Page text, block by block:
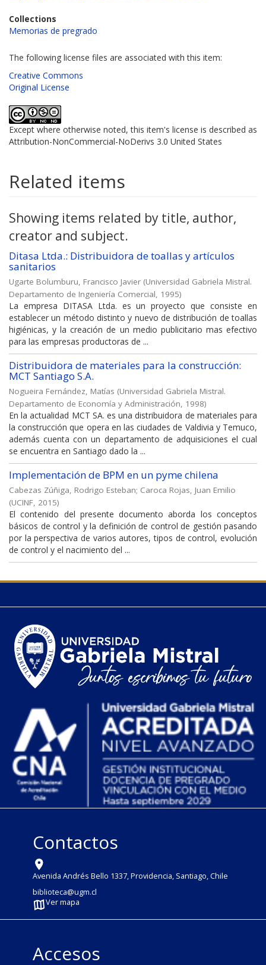
Collections
Memorias de pregrado
The following license files are associated with this item:
Creative Commons
Original License
Except where otherwise noted, this item's license is described as
Attribution-NonCommercial-NoDerivs 3.0 United States
Related items
Showing items related by title, author,
creator and subject.
Ditasa Ltda.: Distribuidora de toallas y artículos
sanitarios
Ugarte Bolumburu, Francisco Javier (Universidad Gabriela Mistral.
Departamento de Ingeniería Comercial, 1995)
La empresa DITASA Ltda. es un proyecto que consiste en
establecer un método distinto y nuevo de distribución de toallas
higiénicas, y la creación de un medio publicitario mas efectivo
para las empresas productoras de ...
Distribuidora de materiales para la construcción:
MCT Santiago S.A.
Nogueira Fernández, Matías (Universidad Gabriela Mistral.
Departamento de Economía y Administración, 1998)
En la actualidad MCT SA. es una distribuidora de materiales para
la construcción que opera en las ciudades de Valdivia y Temuco,
además cuenta con un departamento de adquisiciones el cual
se encuentra en Santiago dado la ...
Implementación de BPM en un pyme chilena
Cabezas Zúñiga, Rodrigo Esteban; Caroca Rojas, Juan Emilio
(UCINF, 2015)
El contenido del presente documento aborda los conceptos
básicos de control y la definición de control de gestión pasando
por la perspectiva de varios autores, tipos de control, evolución
de control y el nacimiento del ...
Contactos
Avenida Andrés Bello 1337, Providencia, Santiago, Chile
biblioteca@ugm.cl
Ver mapa
Accesos